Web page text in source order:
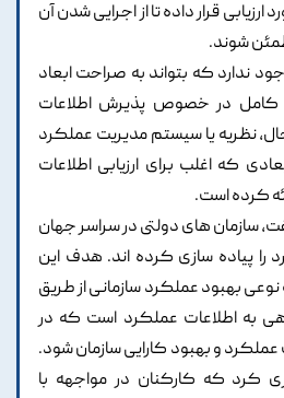
قرار داده تا از اجرایی شدن آن
شوند.
ندارد که بتواند به صراحت ابعاد
کامل در خصوص پذیرش اطلاعات
نظریه یا سیستم مدیریت عملکرد
که اغلب برای ارزیابی اطلاعات
کرده است.
سازمان های دولتی در سراسر جهان
پیاده سازی کرده اند. هدف این
بهبود عملکرد سازمانی از طریق
به اطلاعات عملکرد است که در
و بهبود کارایی سازمان شود.
کرد که کارکنان در مواجهه با